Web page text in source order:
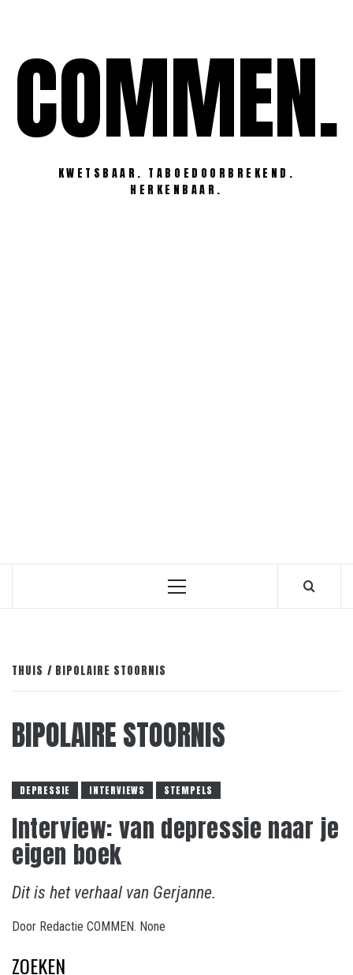
inhoudCOMMEN.
KWETSBAAR. TABOEDOORBREKEND.
HERKENBAAR.
Primair
THUIS BIPOLAIRE STOORNIS
BIPOLAIRE STOORNIS
DEPRESSIE INTERVIEWS STEMPELS
Interview: van depressie naar je
eigen boek
Dit is het verhaal van Gerjanne.
Door Redactie COMMEN. None
ZOEKEN